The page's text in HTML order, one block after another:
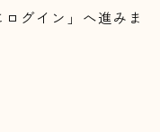
グイン」へ進みま